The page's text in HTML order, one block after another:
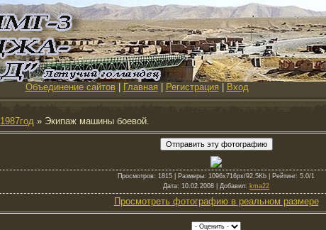
Объединение сайтов| Главная Регистрация Вход
1987год » Экипаж машины боевой.
Просмотров: 1815 | Размеры: 1096x716px/92.5Kb | Рейтинг: 5.0/1
Дата: 10.02.2008 | Добавил: kma22
Просмотреть фотографию в реальном размере